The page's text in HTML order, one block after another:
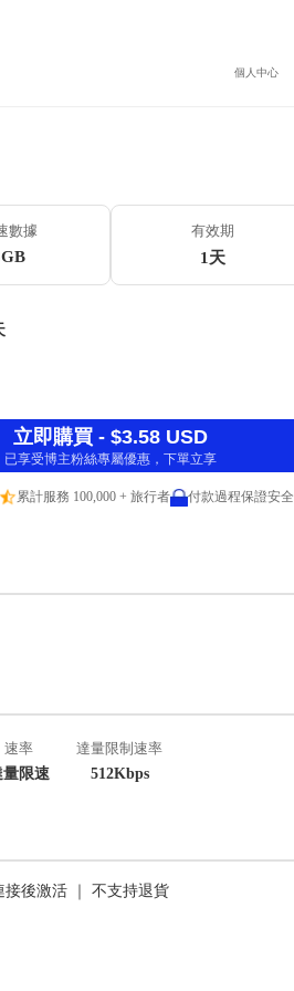
個人中心
數據 有效期
1天
立即購買 - $3.58 USD
已享受博主粉絲專屬優惠，下單立享
累計服務 100,000 + 旅行者 付款過程保證安全
速率
量限速
達量限制速率
512Kbps
接後激活 ｜ 不支持退貨